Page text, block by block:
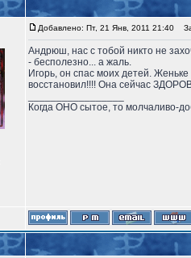
Добавлено: Пт, 21 Янв, 2011 21:40
Андрюш, нас с тобой никто не
- бесполезно... а жаль.
Игорь, он спас моих детей.
восстановил!!!! Она сейчас
Когда ОНО сытое, то молчаливо-